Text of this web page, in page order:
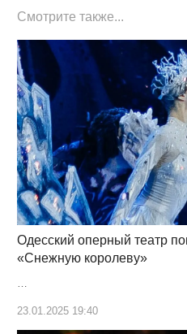
Смотрите также...
Одесский оперный театр
«Снежную королеву»
…
23.01.2025 19:40